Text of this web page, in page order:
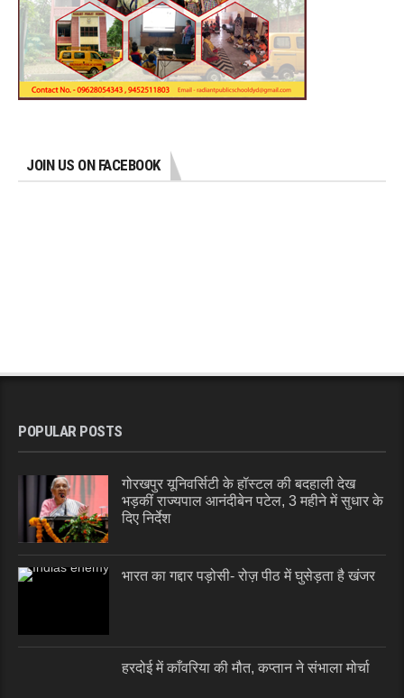
JOIN US ON FACEBOOK
POPULAR POSTS
गोरखपुर यूनिवर्सिटी के हॉस्टल की बदहाली देख
भड़कीं राज्यपाल आनंदीबेन पटेल, 3 महीने में सुधार के
दिए निर्देश
भारत का गद्दार पड़ोसी- रोज़ पीठ में घुसेड़ता है खंजर
हरदोई में काँवरिया की मौत, कप्तान ने संभाला मोर्चा